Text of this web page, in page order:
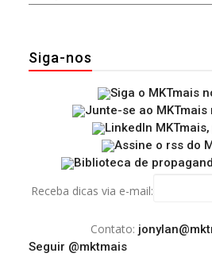
Siga-nos
Receba dicas via e-mail:
Contato:
Seguir @mktmais